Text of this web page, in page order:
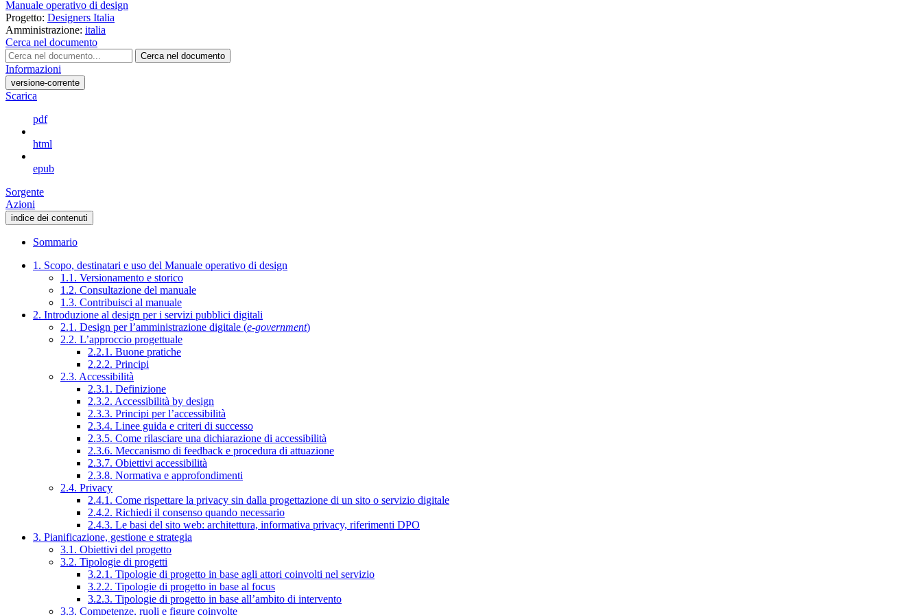
Manuale operativo di design
Progetto: Designers Italia
Amministrazione: italia
Cerca nel documento
Cerca nel documento
Informazioni
versione-corrente
Scarica
pdf
html
epub
Sorgente
Azioni
indice dei contenuti
Sommario
1. Scopo, destinatari e uso del Manuale operativo di design
1.1. Versionamento e storico
1.2. Consultazione del manuale
1.3. Contribuisci al manuale
2. Introduzione al design per i servizi pubblici digitali
2.1. Design per l’amministrazione digitale (e-government)
2.2. L’approccio progettuale
2.2.1. Buone pratiche
2.2.2. Principi
2.3. Accessibilità
2.3.1. Definizione
2.3.2. Accessibilità by design
2.3.3. Principi per l’accessibilità
2.3.4. Linee guida e criteri di successo
2.3.5. Come rilasciare una dichiarazione di accessibilità
2.3.6. Meccanismo di feedback e procedura di attuazione
2.3.7. Obiettivi accessibilità
2.3.8. Normativa e approfondimenti
2.4. Privacy
2.4.1. Come rispettare la privacy sin dalla progettazione di un sito o servizio digitale
2.4.2. Richiedi il consenso quando necessario
2.4.3. Le basi del sito web: architettura, informativa privacy, riferimenti DPO
3. Pianificazione, gestione e strategia
3.1. Obiettivi del progetto
3.2. Tipologie di progetti
3.2.1. Tipologie di progetto in base agli attori coinvolti nel servizio
3.2.2. Tipologie di progetto in base al focus
3.2.3. Tipologie di progetto in base all’ambito di intervento
3.3. Competenze, ruoli e figure coinvolte